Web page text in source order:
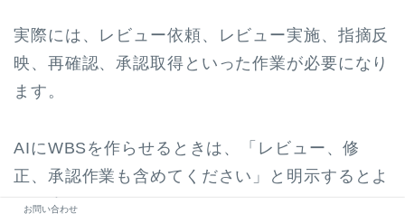
実際には、レビュー依頼、レビュー実施、指摘反
映、再確認、承認取得といった作業が必要になり
ます。
AIにWBSを作らせるときは、「レビュー、修
正、承認作業も含めてください」と明示するとよ
いです。
お問い合わせ